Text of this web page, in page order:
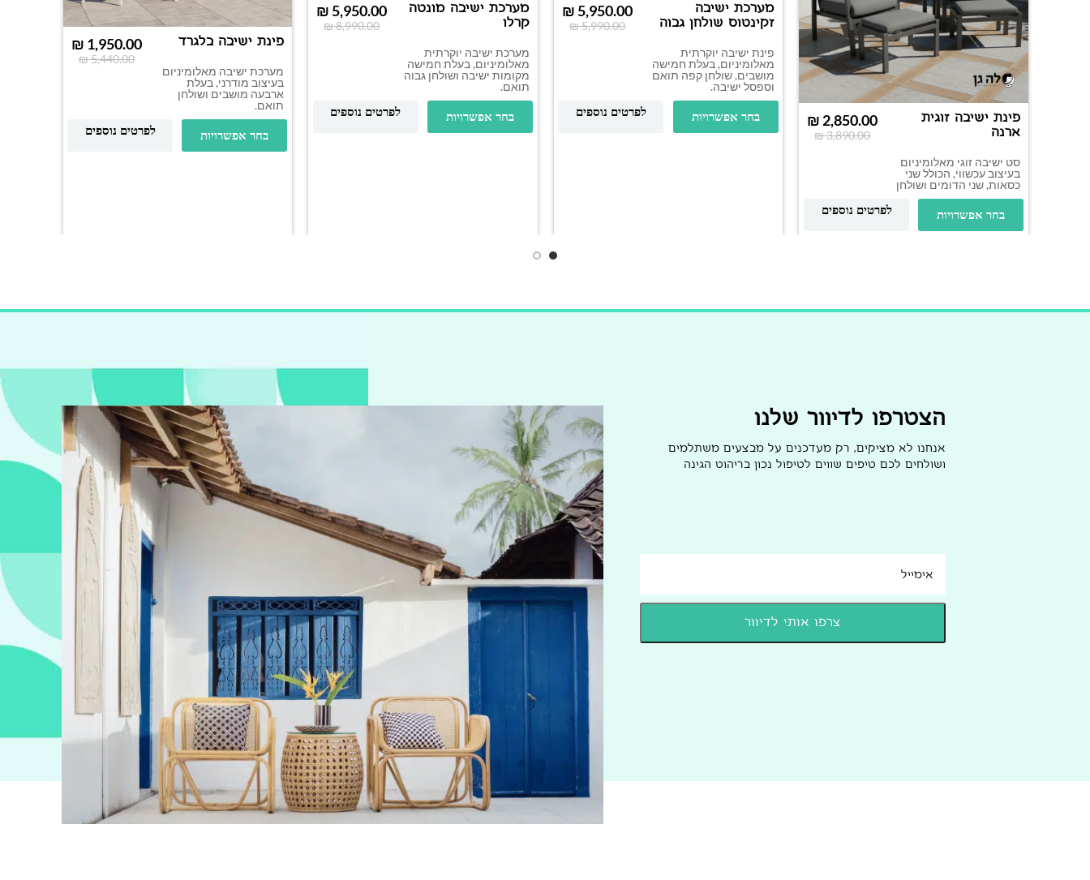
פינת ישיבה זוגית
ארנה
סט ישיבה זוגי מאלומיניום
בעיצוב עכשווי, הכולל שני
כסאות, שני הדומים ושולחן
₪3,890.00
₪2,850.00
בחר אפשרויות לפרטים נוספים
מערכת ישיבה
זקינטוס שולחן גבוה
פינת ישיבה יוקרתית
מאלומיניום, בעלת חמישה
מושבים, שולחן קפה תואם
וספסל ישיבה.
₪5,990.00
₪5,950.00
בחר אפשרויות לפרטים נוספים
מערכת ישיבה מונטה
קרלו
מערכת ישיבה יוקרתית
מאלומיניום, בעלת חמישה
מקומות ישיבה ושולחן גבוה
תואם.
₪8,990.00
₪5,950.00
בחר אפשרויות לפרטים נוספים
פינת ישיבה בלגרד
מערכת ישיבה מאלומיניום
בעיצוב מודרני, בעלת
ארבעה מושבים ושולחן
תואם.
₪5,440.00
₪ 1,950.00
בחר אפשרויות לפרטים נוספים
הצטרפו לדיוור שלנו
אנחנו לא מציקים, רק מעדכנים על מבצעים משתלמים
ושולחים לכם טיפים שווים לטיפול נכון בריהוט הגינה